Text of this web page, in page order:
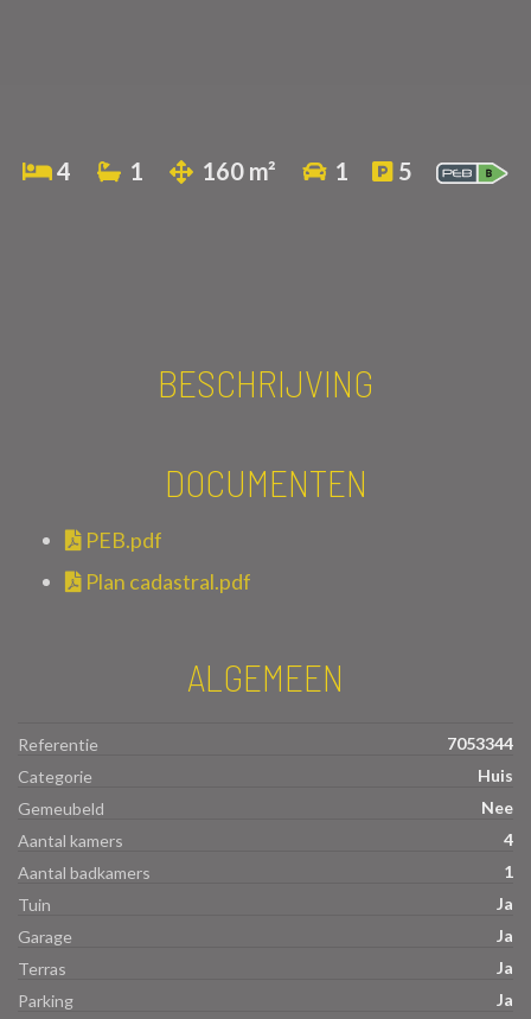
4 1 160 m² 1 5
BESCHRIJVING
DOCUMENTEN
PEB.pdf
Plan cadastral.pdf
ALGEMEEN
Referentie
7053344
Categorie
Huis
Gemeubeld
Nee
Aantal kamers
4
Aantal badkamers
1
Tuin
Ja
Garage
Ja
Terras
Ja
Parking
Ja